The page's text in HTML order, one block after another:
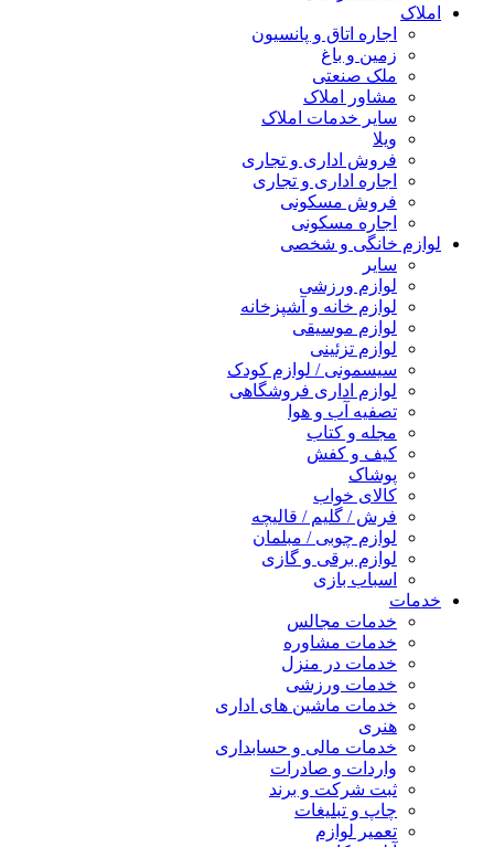
املاک
اجاره اتاق و پانسیون
زمین و باغ
ملک صنعتی
مشاور املاک
سایر خدمات املاک
ویلا
فروش اداری و تجاری
اجاره اداری و تجاری
فروش مسکونی
اجاره مسکونی
لوازم خانگی و شخصی
سایر
لوازم ورزشی
لوازم خانه و آشپزخانه
لوازم موسیقی
لوازم تزئینی
سیسمونی / لوازم کودک
لوازم اداری فروشگاهی
تصفیه آب و هوا
مجله و کتاب
کیف و کفش
پوشاک
کالای خواب
فرش / گلیم / قالیچه
لوازم چوبی / مبلمان
لوازم برقی و گازی
اسباب بازی
خدمات
خدمات مجالس
خدمات مشاوره
خدمات در منزل
خدمات ورزشی
خدمات ماشین های اداری
هنری
خدمات مالی و حسابداری
واردات و صادرات
ثبت شرکت و برند
چاپ و تبلیغات
تعمیر لوازم